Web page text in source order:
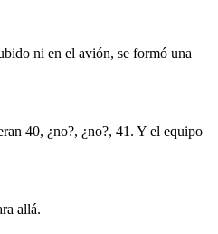
ni en el avión, se formó una
40, ¿no?, ¿no?, 41. Y el equipo
allá.